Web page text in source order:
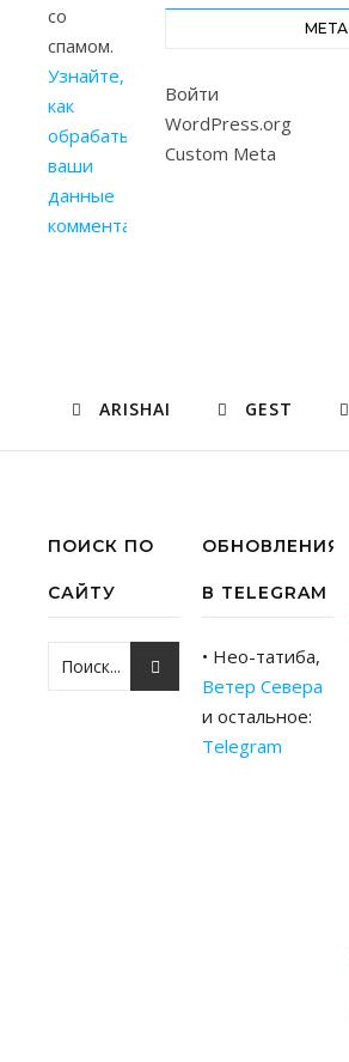
со
спамом.
Узнайте,
как
обрабатываются
ваши
данные
комментариев
МЕТА
Войти
WordPress.org
Custom Meta
ARISHAI GEST
ПОИСК ПО
САЙТУ
ОБНОВЛЕНИЯ
В TELEGRAM
• Нео-татиба,
Ветер Севера
и остальное:
Telegram